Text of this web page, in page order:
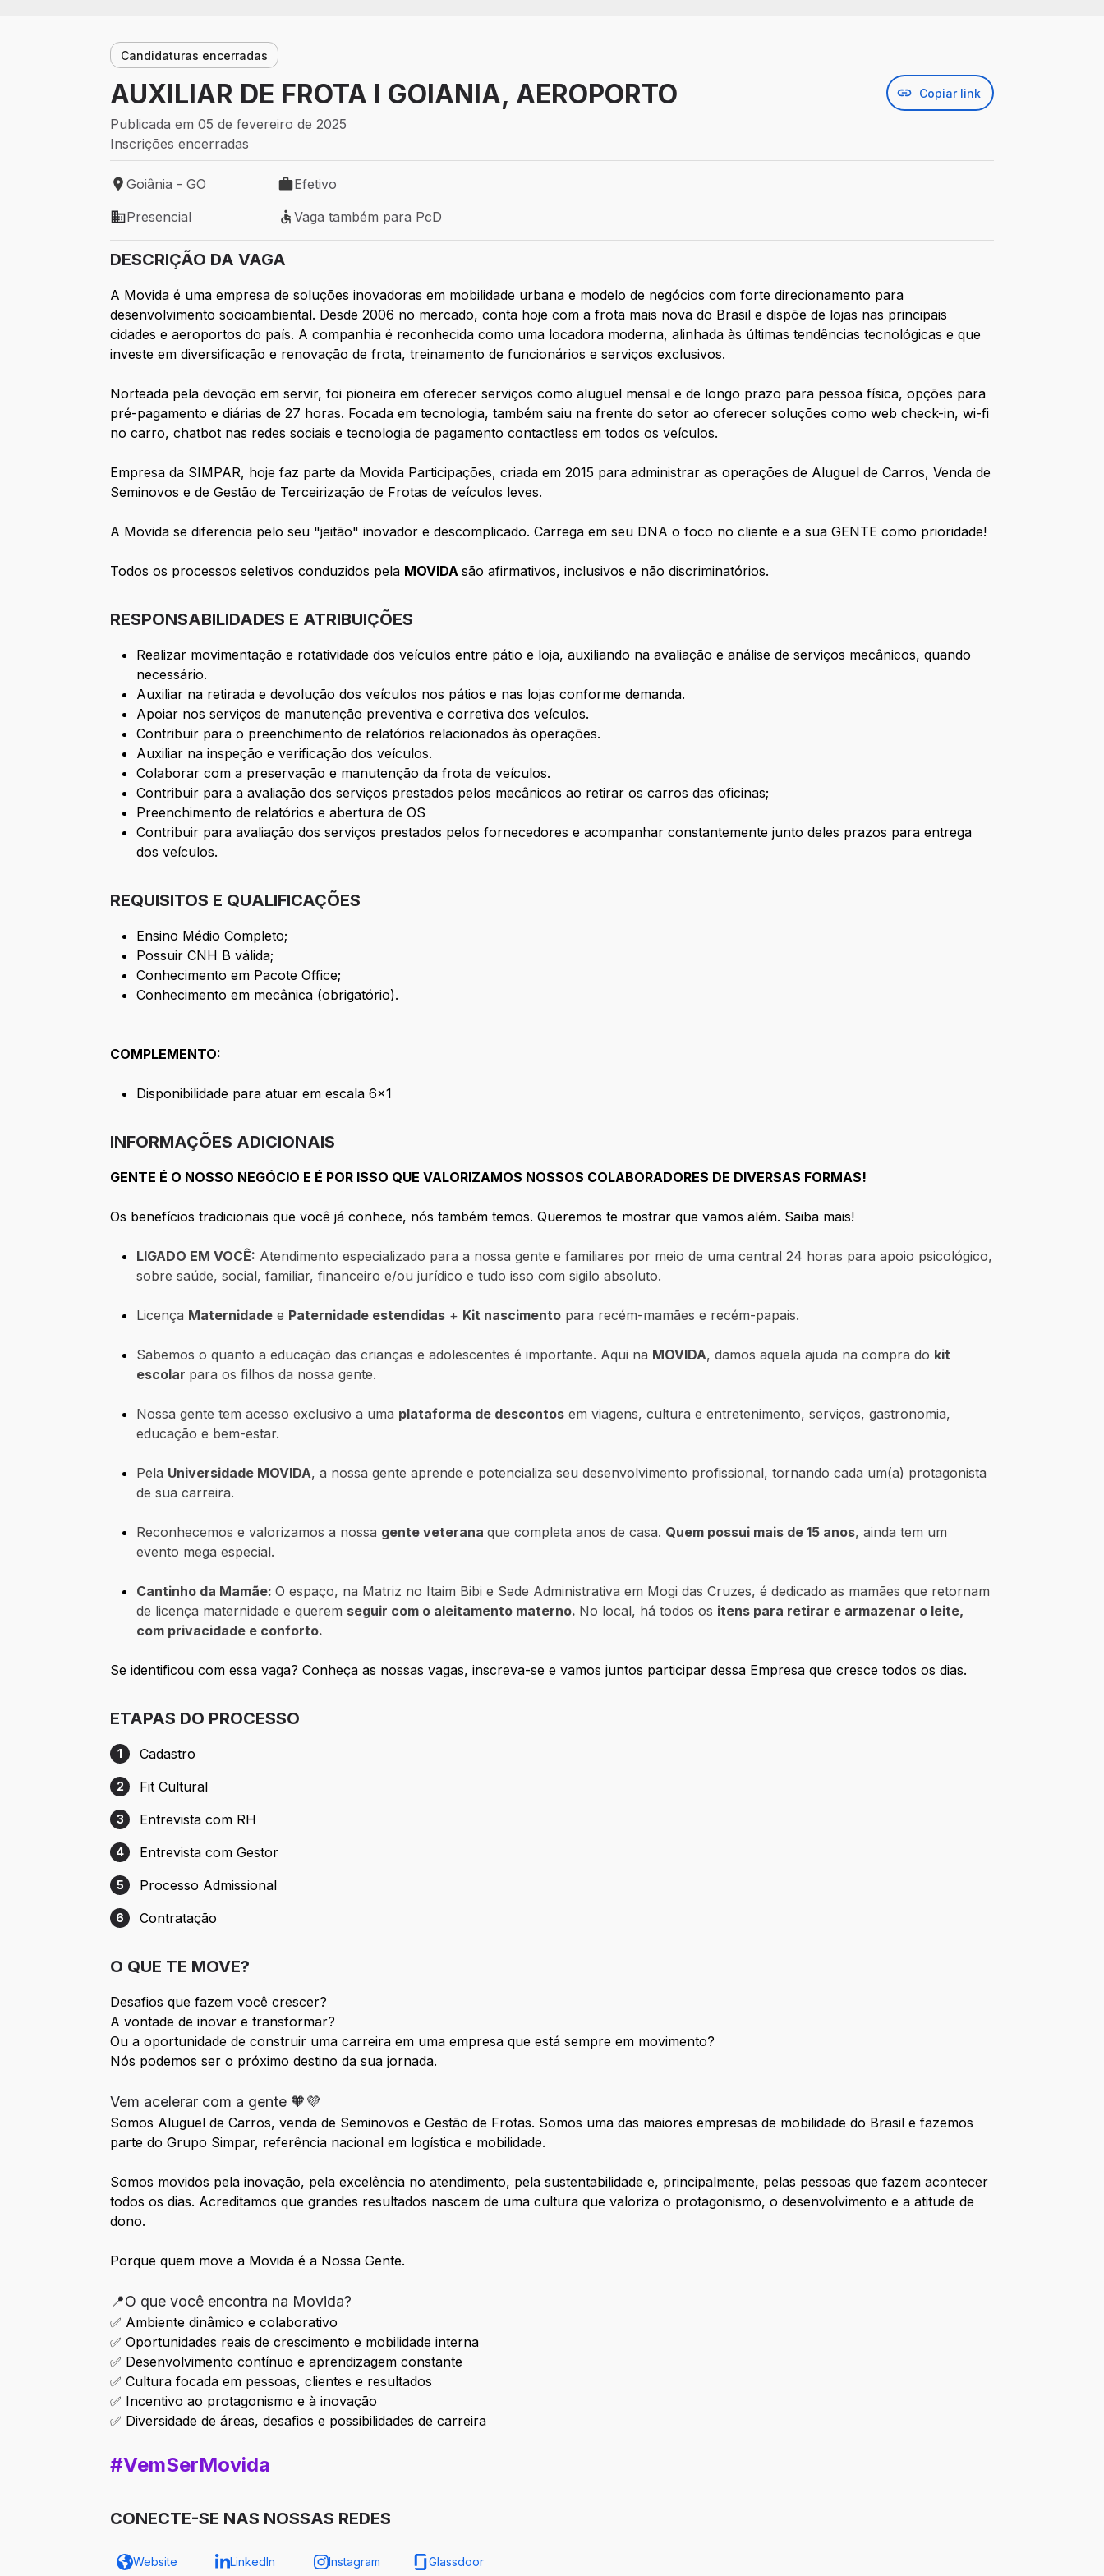
Candidaturas encerradas
AUXILIAR DE FROTA l GOIANIA, AEROPORTO Copiar link
Publicada em 05 de fevereiro de 2025
Inscrições encerradas
Local de trabalho: Goiânia - GO
Goiânia - GO
Tipo de vaga: Efetivo
Efetivo
Modelo de trabalho: Presencial
Presencial
Vaga também para PcD
Vaga também para PcD
DESCRIÇÃO DA VAGA
A Movida é uma empresa de soluções inovadoras em mobilidade urbana e modelo de negócios com forte direcionamento para
desenvolvimento socioambiental. Desde 2006 no mercado, conta hoje com a frota mais nova do Brasil e dispõe de lojas nas principais
cidades e aeroportos do país. A companhia é reconhecida como uma locadora moderna, alinhada às últimas tendências tecnológicas e que
investe em diversificação e renovação de frota, treinamento de funcionários e serviços exclusivos.
Norteada pela devoção em servir, foi pioneira em oferecer serviços como aluguel mensal e de longo prazo para pessoa física, opções para
pré-pagamento e diárias de 27 horas. Focada em tecnologia, também saiu na frente do setor ao oferecer soluções como web check-in, wi-fi
no carro, chatbot nas redes sociais e tecnologia de pagamento contactless em todos os veículos.
Empresa da SIMPAR, hoje faz parte da Movida Participações, criada em 2015 para administrar as operações de Aluguel de Carros, Venda de
Seminovos e de Gestão de Terceirização de Frotas de veículos leves.
A Movida se diferencia pelo seu "jeitão" inovador e descomplicado. Carrega em seu DNA o foco no cliente e a sua GENTE como prioridade!
Todos os processos seletivos conduzidos pela MOVIDAsão afirmativos,inclusivos e não discriminatórios.
RESPONSABILIDADES E ATRIBUIÇÕES
Realizar movimentação e rotatividade dos veículos entre pátio e loja, auxiliando na avaliação e análise de serviços mecânicos, quando
necessário.
Auxiliar na retirada e devolução dos veículos nos pátios e nas lojas conforme demanda.
Apoiar nos serviços de manutenção preventiva e corretiva dos veículos.
Contribuir para o preenchimento de relatórios relacionados às operações.
Auxiliar na inspeção e verificação dos veículos.
Colaborar com a preservação e manutenção da frota de veículos.
Contribuir para a avaliação dos serviços prestados pelos mecânicos ao retirar os carros das oficinas;
Preenchimento de relatórios e abertura de OS
Contribuir para avaliação dos serviços prestados pelos fornecedores e acompanhar constantemente junto deles prazos para entrega
dos veículos.
REQUISITOS E QUALIFICAÇÕES
Ensino Médio Completo;
Possuir CNH B válida;
Conhecimento em Pacote Office;
Conhecimento em mecânica (obrigatório).
COMPLEMENTO:
Disponibilidade para atuar em escala 6x1
INFORMAÇÕES ADICIONAIS
GENTE É O NOSSO NEGÓCIO E É POR ISSO QUE VALORIZAMOS NOSSOS COLABORADORES DE DIVERSAS FORMAS!
Os benefícios tradicionais que você já conhece, nós também temos. Queremos te mostrar que vamos além. Saiba mais!
LIGADO EM VOCÊ: Atendimento especializado para a nossa gente e familiares por meio de uma central 24 horas para apoio psicológico,
sobre saúde, social, familiar, financeiro e/ou jurídico e tudo isso com sigilo absoluto.
Licença Maternidade e Paternidade estendidas + Kit nascimento para recém-mamães e recém-papais.
Sabemos o quanto a educação das crianças e adolescentes é importante. Aqui na MOVIDA, damos aquela ajuda na compra do kit
escolar para os filhos da nossa gente.
Nossa gente tem acesso exclusivo a uma plataforma de descontos em viagens, cultura e entretenimento, serviços, gastronomia,
educação e bem-estar.
Pela Universidade MOVIDA, a nossa gente aprende e potencializa seu desenvolvimento profissional, tornando cada um(a) protagonista
de sua carreira.
Reconhecemos e valorizamos a nossa gente veteranaque completa anos de casa. Quem possui mais de 15 anos, ainda tem um
evento mega especial.
Cantinho da Mamãe:O espaço, na Matriz no Itaim Bibi e Sede Administrativa em Mogi das Cruzes, é dedicado as mamães que retornam
de licença maternidade e querem seguir com o aleitamento materno. No local, há todos os itens para retirar e armazenar o leite,
com privacidade e conforto.
Se identificou com essa vaga? Conheça as nossas vagas, inscreva-se e vamos juntos participar dessa Empresa que cresce todos os dias.
ETAPAS DO PROCESSO
Etapa 1: Cadastro
1 Cadastro
Etapa 2: Fit Cultural
2 Fit Cultural
Etapa 3: Entrevista com RH
3 Entrevista com RH
Etapa 4: Entrevista com Gestor
4 Entrevista com Gestor
Etapa 5: Processo Admissional
5 Processo Admissional
Etapa 6: Contratação
6 Contratação
O QUE TE MOVE?
Desafios que fazem você crescer?
A vontade de inovar e transformar?
Ou a oportunidade de construir uma carreira em uma empresa que está sempre em movimento?
Nós podemos ser o próximo destino da sua jornada.
Vem acelerar com a gente 🧡💜
Somos Aluguel de Carros, venda de Seminovos e Gestão de Frotas. Somos uma das maiores empresas de mobilidade do Brasil e fazemos
parte do Grupo Simpar, referência nacional em logística e mobilidade.
Somos movidos pela inovação, pela excelência no atendimento, pela sustentabilidade e, principalmente, pelas pessoas que fazem acontecer
todos os dias. Acreditamos que grandes resultados nascem de uma cultura que valoriza o protagonismo, o desenvolvimento e a atitude de
dono.
Porque quem move a Movida é a Nossa Gente.
📍O que você encontra na Movida?
✅ Ambiente dinâmico e colaborativo
✅ Oportunidades reais de crescimento e mobilidade interna
✅ Desenvolvimento contínuo e aprendizagem constante
✅ Cultura focada em pessoas, clientes e resultados
✅ Incentivo ao protagonismo e à inovação
✅ Diversidade de áreas, desafios e possibilidades de carreira
#VemSerMovida
CONECTE-SE NAS NOSSAS REDES
Website LinkedIn Instagram Glassdoor